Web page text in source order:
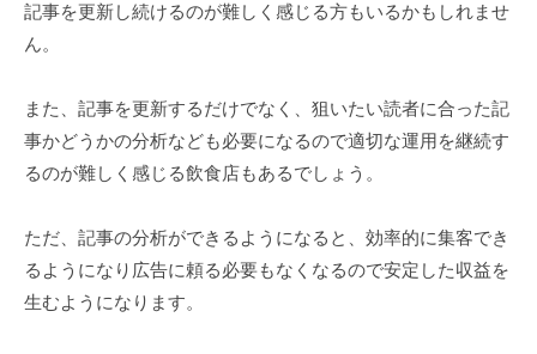
記事を更新し続けるのが難しく感じる方もいるかもしれませ
ん。
また、記事を更新するだけでなく、狙いたい読者に合った記
事かどうかの分析なども必要になるので適切な運用を継続す
るのが難しく感じる飲食店もあるでしょう。
ただ、記事の分析ができるようになると、効率的に集客でき
るようになり広告に頼る必要もなくなるので安定した収益を
生むようになります。